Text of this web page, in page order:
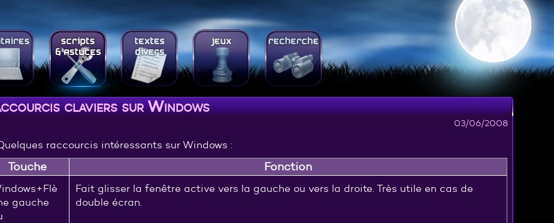
claviers sur Windows
03/06/2008
raccourcis intéressants sur Windows :
Touche Fonction
gauche
Fait glisser la fenêtre active vers la gauche ou vers la droite. Très utile en cas de
double écran.